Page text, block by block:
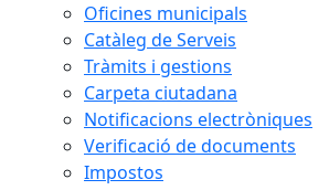
Oficines municipals
Catàleg de Serveis
Tràmits i gestions
Carpeta ciutadana
Notificacions electròniques
Verificació de documents
Impostos